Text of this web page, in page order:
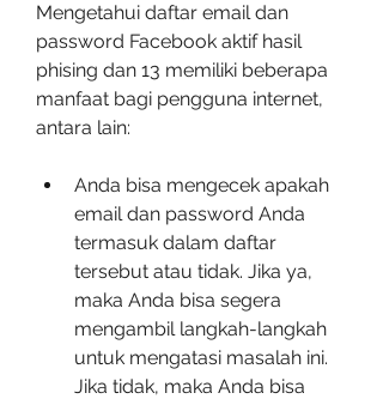
Mengetahui daftar email dan
password Facebook aktif hasil
phising dan 13 memiliki beberapa
manfaat bagi pengguna internet,
antara lain:
Anda bisa mengecek apakah
email dan password Anda
termasuk dalam daftar
tersebut atau tidak. Jika ya,
maka Anda bisa segera
mengambil langkah-langkah
untuk mengatasi masalah ini.
Jika tidak, maka Anda bisa